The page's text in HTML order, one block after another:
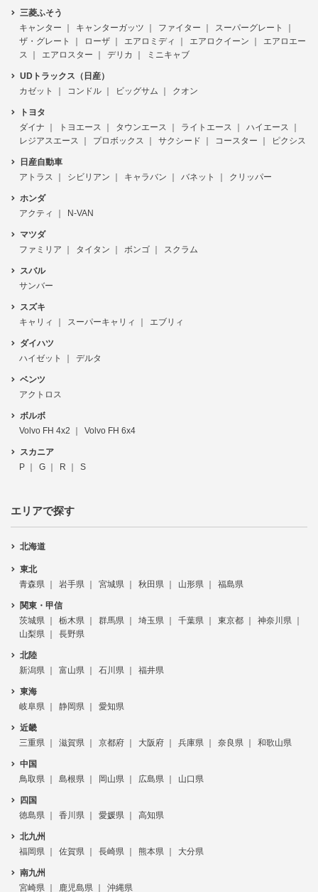
三菱ふそう
キャンター
キャンターガッツ ファイター
スーパーグレート
ザ・グレート
ローザ エアロミディ エアロクイーン
エアロエー
ス
エアロスター デリカ ミニキャブ
UDトラックス（日産）
カゼット
コンドル ビッグサム クオン
トヨタ
ダイナ
トヨエース タウンエース ライトエース
ハイエース
レジアスエース
プロボックス サクシード コースター ピクシス
日産自動車
アトラス
シビリアン キャラバン バネット クリッパー
ホンダ
アクティ
N-VAN
マツダ
ファミリア
タイタン ボンゴ スクラム
スバル
サンバー
スズキ
キャリィ
スーパーキャリィ エブリィ
ダイハツ
ハイゼット
デルタ
ベンツ
アクトロス
ボルボ
Volvo FH 4x2
Volvo FH 6x4
スカニア
P
G R S
エリアで探す
北海道
東北
青森県
岩手県 宮城県 秋田県 山形県 福島県
関東・甲信
茨城県
栃木県 群馬県 埼玉県 千葉県 東京都
神奈川県
山梨県
長野県
北陸
新潟県
富山県 石川県 福井県
東海
岐阜県
静岡県 愛知県
近畿
三重県
滋賀県 京都府 大阪府 兵庫県 奈良県 和歌山県
中国
鳥取県
島根県 岡山県 広島県 山口県
四国
徳島県
香川県 愛媛県 高知県
北九州
福岡県
佐賀県 長崎県 熊本県 大分県
南九州
宮崎県
鹿児島県 沖縄県